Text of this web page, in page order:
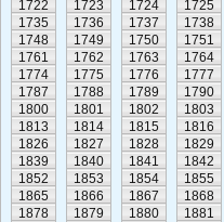
1722 1723 1724
1725
1735 1736 1737
1738
1748 1749 1750
1751
1761 1762 1763
1764
1774 1775 1776
1777
1787 1788 1789
1790
1800 1801 1802
1803
1813 1814 1815
1816
1826 1827 1828
1829
1839 1840 1841
1842
1852 1853 1854
1855
1865 1866 1867
1868
1878 1879 1880
1881